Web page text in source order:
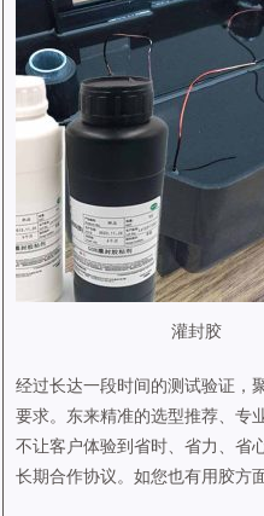
灌封胶
经过长达一段时间的测试验证，
要求。东来精准的选型推荐、专
不让客户体验到省时、省力、省
长期合作协议。如您也有用胶方